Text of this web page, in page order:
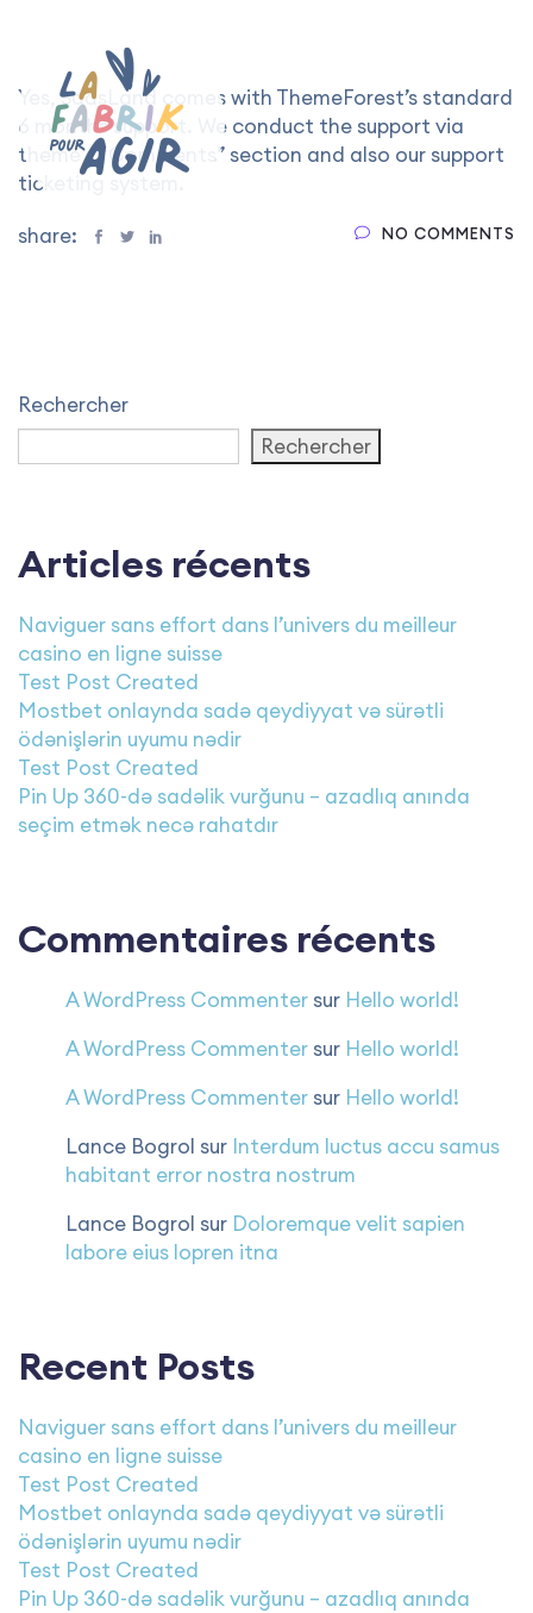
Yes, SaasLand comes with ThemeForest’s standard
6 months support. We conduct the support via
theme’s “Comments” section and also our support
ticketing system.
share:
NO COMMENTS
Rechercher
Rechercher
Articles récents
Naviguer sans effort dans l’univers du meilleur
casino en ligne suisse
Test Post Created
Mostbet onlaynda sadə qeydiyyat və sürətli
ödənişlərin uyumu nədir
Test Post Created
Pin Up 360-də sadəlik vurğunu – azadlıq anında
seçim etmək necə rahatdır
Commentaires récents
A WordPress Commentersur Hello world!
A WordPress Commentersur Hello world!
A WordPress Commentersur Hello world!
Lance Bogrol sur Interdum luctus accu samus
habitant error nostra nostrum
Lance Bogrol sur Doloremque velit sapien
labore eius lopren itna
Recent Posts
Naviguer sans effort dans l’univers du meilleur
casino en ligne suisse
Test Post Created
Mostbet onlaynda sadə qeydiyyat və sürətli
ödənişlərin uyumu nədir
Test Post Created
Pin Up 360-də sadəlik vurğunu – azadlıq anında